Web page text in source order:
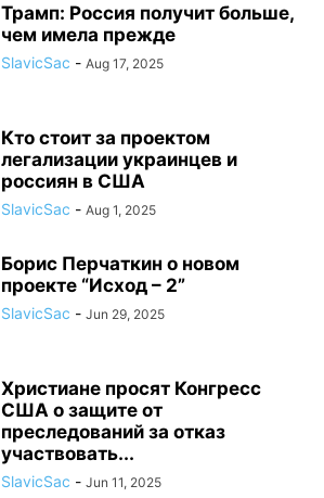
Трамп: Россия получит больше,
чем имела прежде
SlavicSac - Aug 17, 2025
Кто стоит за проектом
легализации украинцев и
россиян в США
SlavicSac - Aug 1, 2025
Борис Перчаткин о новом
проекте “Исход – 2”
SlavicSac - Jun 29, 2025
Христиане просят Конгресс
США о защите от
преследований за отказ
участвовать...
SlavicSac - Jun 11, 2025